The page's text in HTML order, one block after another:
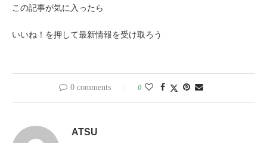
この記事が気に入ったら
いいね！を押して最新情報を受け取ろう
0 comments 0
ATSU